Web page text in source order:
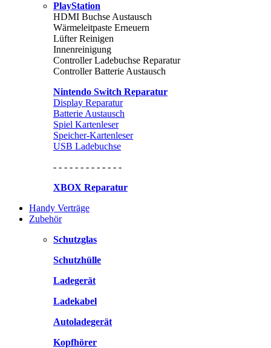
PlayStation
HDMI Buchse Austausch
Wärmeleitpaste Erneuern
Lüfter Reinigen
Innenreinigung
Controller Ladebuchse Reparatur
Controller Batterie Austausch
Nintendo Switch Reparatur
Display Reparatur
Batterie Austausch
Spiel Kartenleser
Speicher-Kartenleser
USB Ladebuchse
- - - - - - - - - - - - -
XBOX Reparatur
Handy Verträge
Zubehör
Schutzglas
Schutzhülle
Ladegerät
Ladekabel
Autoladegerät
Kopfhörer